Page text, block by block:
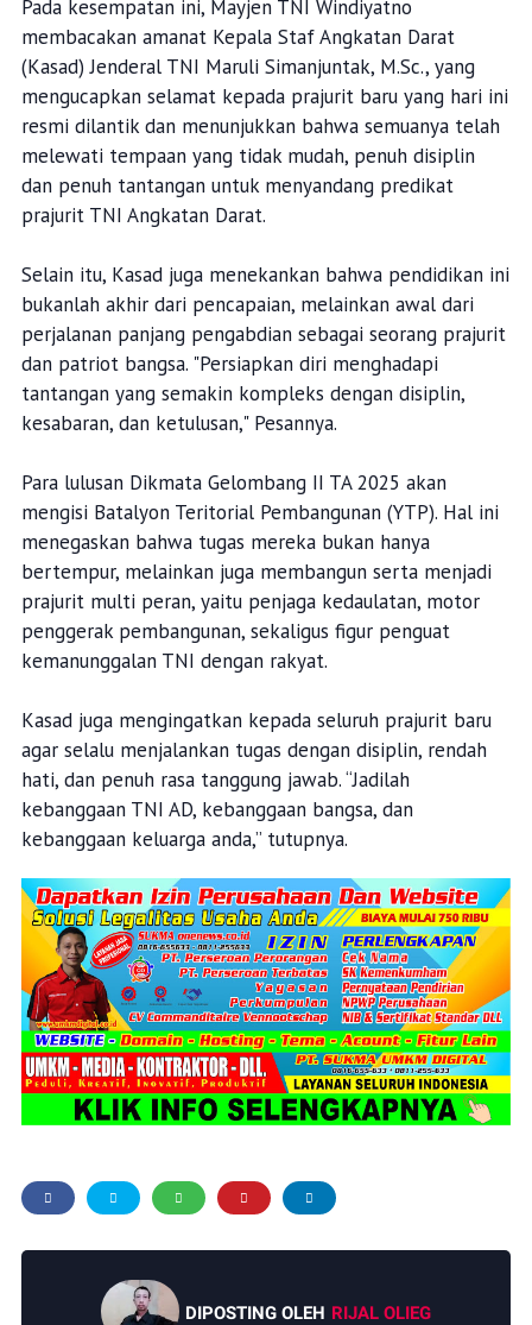
Pada kesempatan ini, Mayjen TNI Windiyatno
membacakan amanat Kepala Staf Angkatan Darat
(Kasad) Jenderal TNI Maruli Simanjuntak, M.Sc., yang
mengucapkan selamat kepada prajurit baru yang hari ini
resmi dilantik dan menunjukkan bahwa semuanya telah
melewati tempaan yang tidak mudah, penuh disiplin
dan penuh tantangan untuk menyandang predikat
prajurit TNI Angkatan Darat.
Selain itu, Kasad juga menekankan bahwa pendidikan ini
bukanlah akhir dari pencapaian, melainkan awal dari
perjalanan panjang pengabdian sebagai seorang prajurit
dan patriot bangsa. "Persiapkan diri menghadapi
tantangan yang semakin kompleks dengan disiplin,
kesabaran, dan ketulusan," Pesannya.
Para lulusan Dikmata Gelombang II TA 2025 akan
mengisi Batalyon Teritorial Pembangunan (YTP). Hal ini
menegaskan bahwa tugas mereka bukan hanya
bertempur, melainkan juga membangun serta menjadi
prajurit multi peran, yaitu penjaga kedaulatan, motor
penggerak pembangunan, sekaligus figur penguat
kemanunggalan TNI dengan rakyat.
Kasad juga mengingatkan kepada seluruh prajurit baru
agar selalu menjalankan tugas dengan disiplin, rendah
hati, dan penuh rasa tanggung jawab. “Jadilah
kebanggaan TNI AD, kebanggaan bangsa, dan
kebanggaan keluarga anda,” tutupnya.
DIPOSTING OLEH RIJAL OLIEG